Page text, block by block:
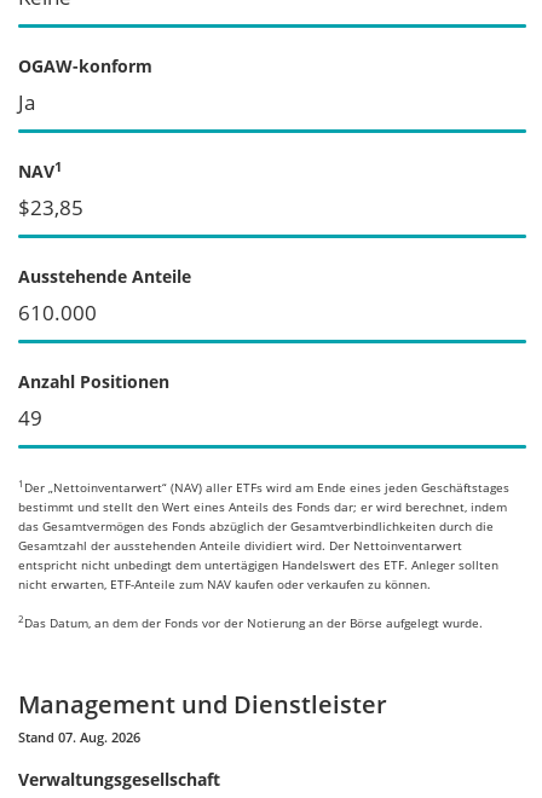
OGAW-konform
Ja
NAV1
$23,85
Ausstehende Anteile
610.000
Anzahl Positionen
49
1 Der „Nettoinventarwert“ (NAV) aller ETFs wird am Ende eines jeden Geschäftstages
bestimmt und stellt den Wert eines Anteils des Fonds dar; er wird berechnet, indem
das Gesamtvermögen des Fonds abzüglich der Gesamtverbindlichkeiten durch die
Gesamtzahl der ausstehenden Anteile dividiert wird. Der Nettoinventarwert
entspricht nicht unbedingt dem untertägigen Handelswert des ETF. Anleger sollten
nicht erwarten, ETF-Anteile zum NAV kaufen oder verkaufen zu können.
2 Das Datum, an dem der Fonds vor der Notierung an der Börse aufgelegt wurde.
Management und Dienstleister
Stand 07. Aug. 2026
Verwaltungsgesellschaft